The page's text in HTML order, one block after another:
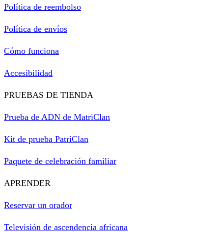
Política de reembolso
Política de envíos
Cómo funciona
Accesibilidad
PRUEBAS DE TIENDA
Prueba de ADN de MatriClan
Kit de prueba PatriClan
Paquete de celebración familiar
APRENDER
Reservar un orador
Televisión de ascendencia africana